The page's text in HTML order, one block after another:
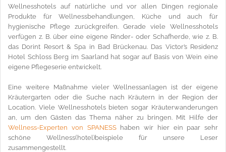
Wellnesshotels auf natürliche und vor allen Dingen regionale
Produkte für Wellnessbehandlungen, Küche und auch für
hygienische Pflege zurückgreifen. Gerade viele Wellnesshotels
verfügen z. B. über eine eigene Rinder- oder Schafherde, wie z. B.
das Dorint Resort & Spa in Bad Brückenau. Das Victor’s Residenz
Hotel Schloss Berg im Saarland hat sogar auf Basis von Wein eine
eigene Pflegeserie entwickelt.
Eine weitere Maßnahme vieler Wellnessanlagen ist der eigene
Kräutergarten oder die Suche nach Kräutern in der Region der
Location. Viele Wellnesshotels bieten sogar Kräuterwanderungen
an, um den Gästen das Thema näher zu bringen. Mit Hilfe der
Wellness-Experten von SPANESShaben wir hier ein paar sehr
schöne Wellness(hotel)beispiele für unsere Leser
zusammengestellt.